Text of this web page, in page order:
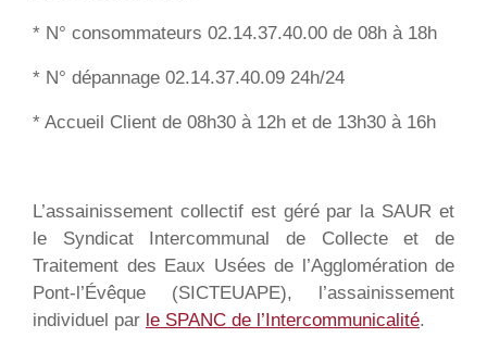
* N° consommateurs 02.14.37.40.00 de 08h à 18h
* N° dépannage 02.14.37.40.09 24h/24
* Accueil Client de 08h30 à 12h et de 13h30 à 16h
L’assainissement collectif est géré par la SAUR et
le Syndicat Intercommunal de Collecte et de
Traitement des Eaux Usées de l’Agglomération de
Pont-l’Évêque (SICTEUAPE), l’assainissement
individuel par le SPANC de l’Intercommunicalité.